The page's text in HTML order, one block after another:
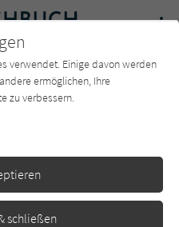
Charts Newsletter
der Tiere
verwendet. Einige davon werden
ermöglichen, Ihre
zu verbessern.
schließen